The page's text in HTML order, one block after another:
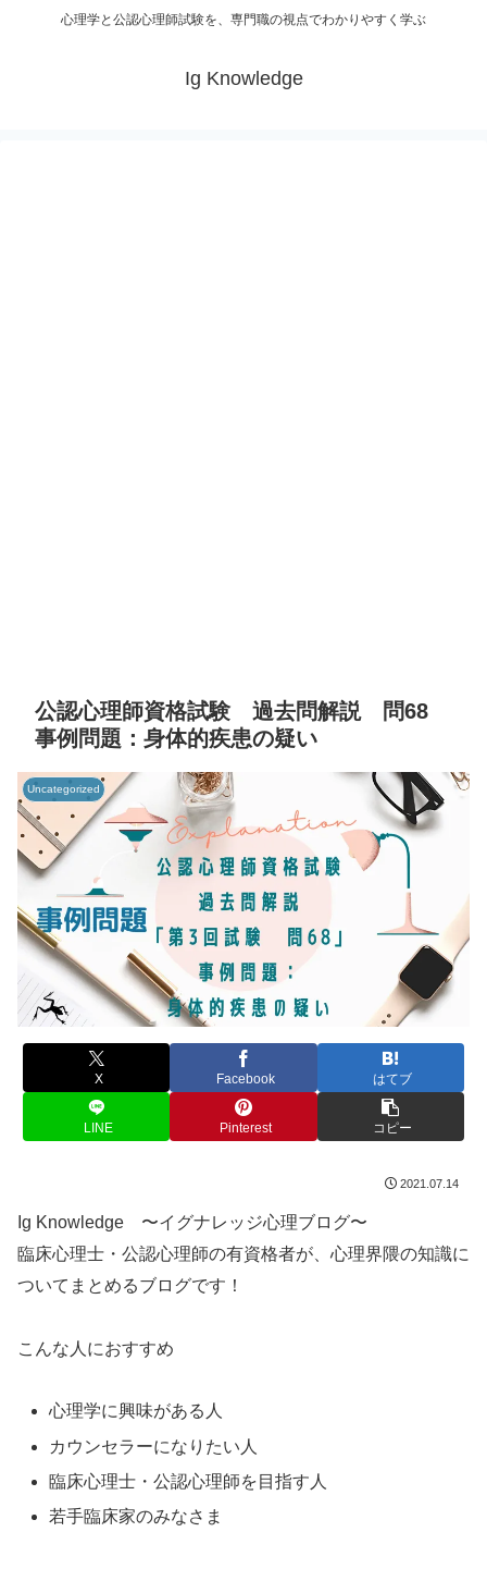
心理学と公認心理師試験を、専門職の視点でわかりやすく学ぶ
Ig Knowledge
公認心理師資格試験 過去問解説 問68
事例問題：身体的疾患の疑い
Uncategorized
X Facebook はてブ
LINE Pinterest コピー
2021.07.14
Ig Knowledge 〜イグナレッジ心理ブログ〜
臨床心理士・公認心理師の有資格者が、心理界隈の知識に
ついてまとめるブログです！
こんな人におすすめ
心理学に興味がある人
カウンセラーになりたい人
臨床心理士・公認心理師を目指す人
若手臨床家のみなさま